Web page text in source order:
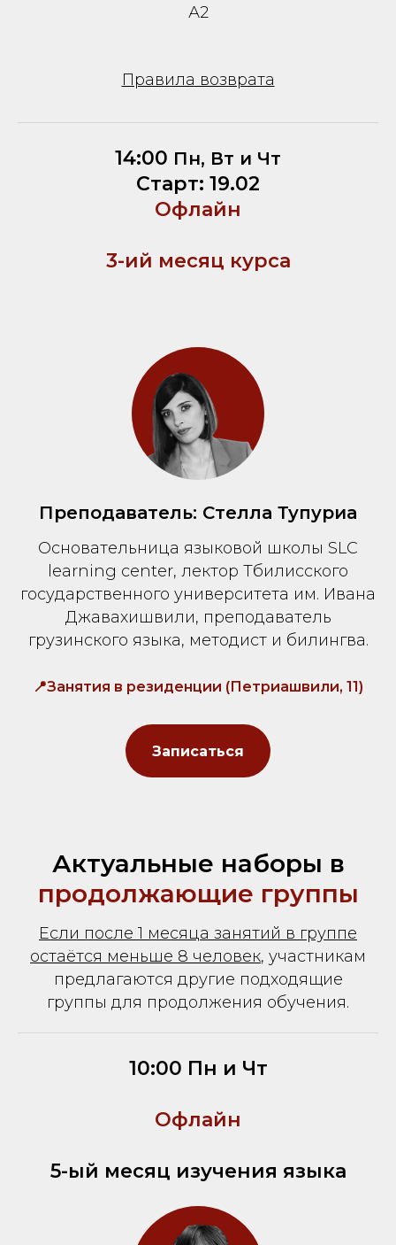
А2
Правила возврата
14:00 Пн, Вт и Чт
Старт: 19.02
Офлайн
3-ий месяц курса
Преподаватель: Стелла Тупуриа
Основательница языковой школы SLC
learning center, лектор Тбилисского
государственного университета им. Ивана
Джавахишвили, преподаватель
грузинского языка, методист и билингва.
📍Занятия в резиденции (Петриашвили, 11)
Записаться
Актуальные наборы в
продолжающие группы
Если после 1 месяца занятий в группе
остаётся меньше 8 человек, участникам
предлагаются другие подходящие
группы для продолжения обучения.
10:00 Пн и Чт
Офлайн
5-ый месяц изучения языка